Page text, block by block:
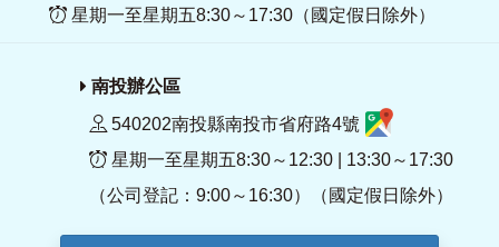
星期一至星期五8:30～17:30（國定假日除外）
南投辦公區
540202南投縣南投市省府路4號
星期一至星期五8:30～12:30 | 13:30～17:30
（公司登記：9:00～16:30）（國定假日除外）